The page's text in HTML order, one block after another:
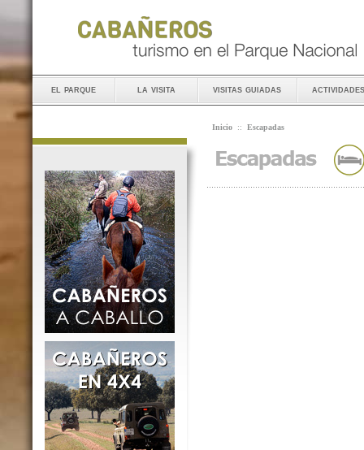
el parque la visita visitas guiadas actividades
Inicio :: Escapadas